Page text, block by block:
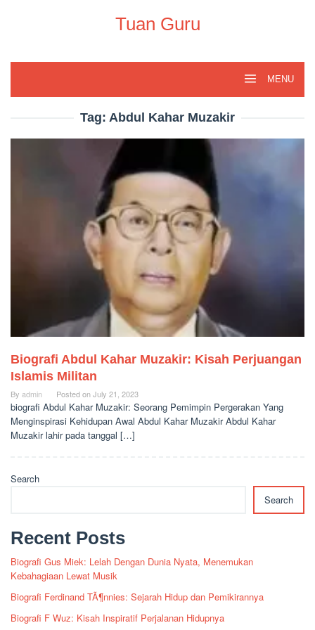
Tuan Guru
MENU
Tag: Abdul Kahar Muzakir
Biografi Abdul Kahar Muzakir: Kisah Perjuangan
Islamis Militan
By admin Posted onJuly 21, 2023
biografi Abdul Kahar Muzakir: Seorang Pemimpin Pergerakan Yang
Menginspirasi Kehidupan Awal Abdul Kahar Muzakir Abdul Kahar
Muzakir lahir pada tanggal […]
Search
Search
Recent Posts
Biografi Gus Miek: Lelah Dengan Dunia Nyata, Menemukan
Kebahagiaan Lewat Musik
Biografi Ferdinand TÃ¶nnies: Sejarah Hidup dan Pemikirannya
Biografi F Wuz: Kisah Inspiratif Perjalanan Hidupnya